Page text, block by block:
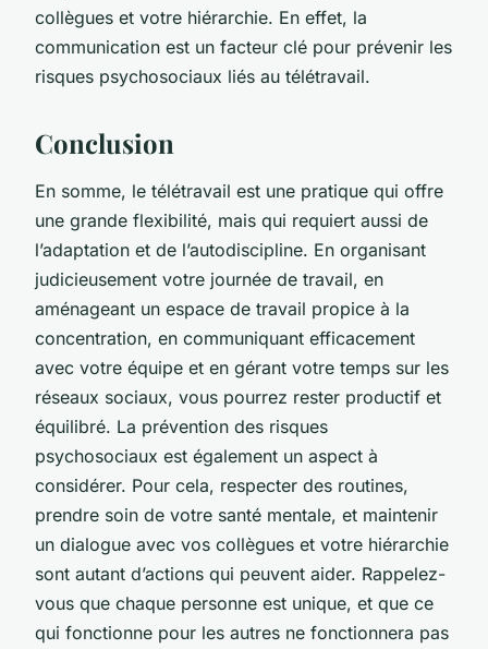
collègues et votre hiérarchie. En effet, la
communication est un facteur clé pour prévenir les
risques psychosociaux liés au télétravail.
Conclusion
En somme, le télétravail est une pratique qui offre
une grande flexibilité, mais qui requiert aussi de
l’adaptation et de l’autodiscipline. En organisant
judicieusement votre journée de travail, en
aménageant un espace de travail propice à la
concentration, en communiquant efficacement
avec votre équipe et en gérant votre temps sur les
réseaux sociaux, vous pourrez rester productif et
équilibré. La prévention des risques
psychosociaux est également un aspect à
considérer. Pour cela, respecter des routines,
prendre soin de votre santé mentale, et maintenir
un dialogue avec vos collègues et votre hiérarchie
sont autant d’actions qui peuvent aider. Rappelez-
vous que chaque personne est unique, et que ce
qui fonctionne pour les autres ne fonctionnera pas